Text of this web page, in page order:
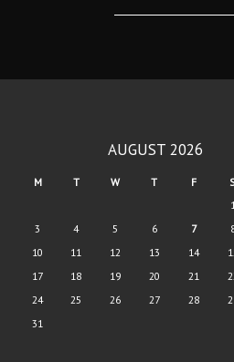
AUGUST 2026
M T W T F
3
4 5 6 7
10
11 12 13 14
17
18 19 20 21
24
25 26 27 28
31